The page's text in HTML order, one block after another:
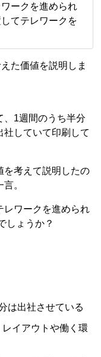
ークを進められ
てテレワークを
た価値を説明しま
、1週間のうち半分
社していて印刷して
を考えて説明したの
。
レワークを進められ
しょうか？
は出社させている
イアウトや働く環